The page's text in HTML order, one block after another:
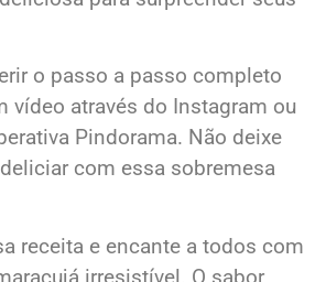
o passo a passo completo
vídeo através do Instagram ou
Pindorama. Não deixe
com essa sobremesa
receita e encante a todos com
irresistível. O sabor